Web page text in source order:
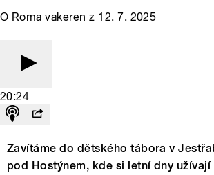
O Roma vakeren z 12. 7. 2025
20:24
Zavítáme do dětského tábora v
pod Hostýnem, kde si letní dny